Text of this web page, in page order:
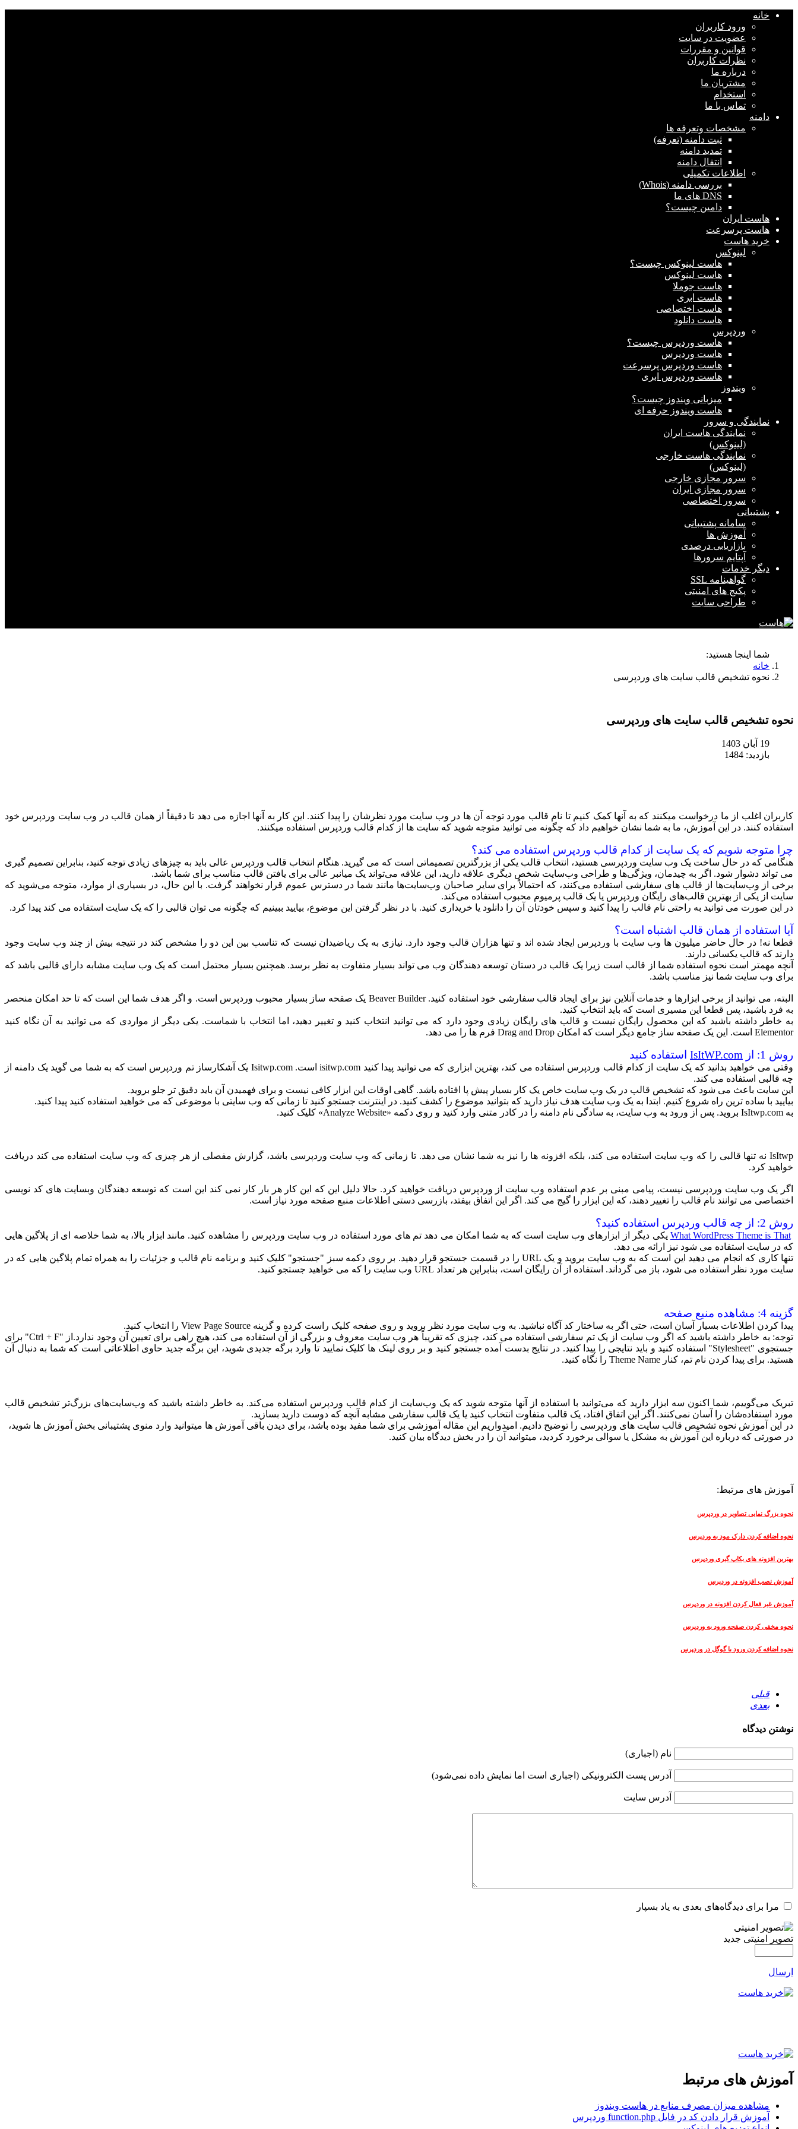
خانه
ورود کاربران
عضویت در سایت
قوانین و مقررات
نظرات کاربران
درباره ما
مشتریان ما
استخدام
تماس با ما
دامنه
مشخصات وتعرفه ها
ثبت دامنه (تعرفه)
تمدید دامنه
انتقال دامنه
اطلاعات تکمیلی
بررسی دامنه (Whois)
DNS های ما
دامین چیست؟
هاست ایران
هاست پرسرعت
خرید هاست
لینوکس
هاست لینوکس چیست؟
هاست لینوکس
هاست جوملا
هاست ابری
هاست اختصاصی
هاست دانلود
وردپرس
هاست وردپرس چیست؟
هاست وردپرس
هاست وردپرس پرسرعت
هاست وردپرس ابری
ویندوز
میزبانی ویندوز چیست؟
هاست ویندوز حرفه ای
نمایندگی و سرور
نمایندگی هاست ایران
(لینوکس)
نمایندگی هاست خارجی
(لینوکس)
سرور مجازی خارجی
سرور مجازی ایران
سرور اختصاصی
پشتیبانی
سامانه پشتیبانی
آموزش ها
بازاریابی درصدی
آپتایم سرورها
دیگر خدمات
گواهینامه SSL
پکیج های امنیتی
طراحی سایت
شما اینجا هستید:
خانه
نحوه تشخیص قالب سایت های وردپرسی
نحوه تشخیص قالب سایت های وردپرسی
19 آبان 1403
بازدید: 1484
کاربران اغلب از ما درخواست میکنند که به آنها کمک کنیم تا نام قالب مورد توجه آن ها در وب سایت مورد نظرشان را پیدا کنند. این کار به آنها اجازه می دهد تا دقیقاً از همان قالب در وب سایت وردپرس خود
استفاده کنند. در این آموزش، ما به شما نشان خواهیم داد که چگونه می توانید متوجه شوید که سایت ها از کدام قالب وردپرس استفاده میکنند.
چرا متوجه شویم که یک سایت از کدام قالب وردپرس استفاده می کند؟
هنگامی که در حال ساخت یک وب سایت وردپرسی هستید، انتخاب قالب یکی از بزرگترین تصمیماتی است که می گیرید. هنگام انتخاب قالب وردپرس عالی باید به چیزهای زیادی توجه کنید، بنابراین تصمیم گیری
می تواند دشوار شود. اگر به چیدمان، ویژگی‌ها و طراحی وب‌سایت شخص دیگری علاقه دارید، این علاقه می‌تواند یک میانبر عالی برای یافتن قالب مناسب برای شما باشد.
برخی از وب‌سایت‌ها از قالب های سفارشی استفاده می‌کنند، که احتمالاً برای سایر صاحبان وب‌سایت‌ها مانند شما در دسترس عموم قرار نخواهند گرفت. با این حال، در بسیاری از موارد، متوجه می‌شوید که
سایت از یکی از بهترین قالب‌های رایگان وردپرس یا یک قالب پرمیوم محبوب استفاده می‌کند.
در این صورت می توانید به راحتی نام قالب را پیدا کنید و سپس خودتان آن را دانلود یا خریداری کنید. با در نظر گرفتن این موضوع، بیایید ببینیم که چگونه می توان قالبی را که یک سایت استفاده می کند پیدا کرد.
آیا استفاده از همان قالب اشتباه است؟
قطعا نه! در حال حاضر میلیون ها وب سایت با وردپرس ایجاد شده اند و تنها هزاران قالب وجود دارد. نیازی به یک ریاضیدان نیست که تناسب بین این دو را مشخص کند در نتیجه بیش از چند وب سایت وجود
دارند که قالب یکسانی دارند.
آنچه مهمتر است نحوه استفاده شما از قالب است زیرا یک قالب در دستان توسعه دهندگان وب می تواند بسیار متفاوت به نظر برسد. همچنین بسیار محتمل است که یک وب سایت مشابه دارای قالبی باشد که
برای وب سایت شما نیز مناسب باشد.
البته، می توانید از برخی ابزارها و خدمات آنلاین نیز برای ایجاد قالب سفارشی خود استفاده کنید. Beaver Builder یک صفحه ساز بسیار محبوب وردپرس است. و اگر هدف شما این است که تا حد امکان منحصر
به فرد باشید، پس قطعا این مسیری است که باید انتخاب کنید.
به خاطر داشته باشید که این محصول رایگان نیست و قالب های رایگان زیادی وجود دارد که می توانید انتخاب کنید و تغییر دهید، اما انتخاب با شماست. یکی دیگر از مواردی که می توانید به آن نگاه کنید
Elementor است. این یک صفحه ساز جامع دیگر است که امکان Drag and Drop فرم ها را می دهد.
روش 1: از IsItWP.com استفاده کنید
وقتی می خواهید بدانید که یک سایت از کدام قالب وردپرس استفاده می کند، بهترین ابزاری که می توانید پیدا کنید isitwp.com است. Isitwp.com یک آشکارساز تم وردپرس است که به شما می گوید یک دامنه از
چه قالبی استفاده می کند.
این سایت باعث می شود که تشخیص قالب در یک وب سایت خاص یک کار بسیار پیش پا افتاده باشد. گاهی اوقات این ابزار کافی نیست و برای فهمیدن آن باید دقیق تر جلو بروید.
بیایید با ساده ترین راه شروع کنیم. ابتدا به یک وب سایت هدف نیاز دارید که بتوانید موضوع را کشف کنید. در اینترنت جستجو کنید تا زمانی که وب سایتی با موضوعی که می خواهید استفاده کنید پیدا کنید.
به IsItwp.com بروید. پس از ورود به وب سایت، به سادگی نام دامنه را در کادر متنی وارد کنید و روی دکمه «Analyze Website» کلیک کنید.
IsItwp نه تنها قالبی را که وب سایت استفاده می کند، بلکه افزونه ها را نیز به شما نشان می دهد. تا زمانی که وب سایت وردپرسی باشد، گزارش مفصلی از هر چیزی که وب سایت استفاده می کند دریافت
خواهید کرد.
اگر یک وب سایت وردپرسی نیست، پیامی مبنی بر عدم استفاده وب سایت از وردپرس دریافت خواهید کرد. حالا دلیل این که این کار هر بار کار نمی کند این است که توسعه دهندگان وبسایت های کد نویسی
اختصاصی می توانند نام قالب را تغییر دهند، که این ابزار را گیج می کند. اگر این اتفاق بیفتد، بازرسی دستی اطلاعات منبع صفحه مورد نیاز است.
روش 2: از چه قالب وردپرس استفاده کنید؟
What WordPress Theme is That یکی دیگر از ابزارهای وب سایت است که به شما امکان می دهد تم های مورد استفاده در وب سایت وردپرس را مشاهده کنید. مانند ابزار بالا، به شما خلاصه ای از پلاگین هایی
که در سایت استفاده می شود نیز ارائه می دهد.
تنها کاری که انجام می دهید این است که به وب سایت بروید و یک URL را در قسمت جستجو قرار دهید. بر روی دکمه سبز "جستجو" کلیک کنید و برنامه نام قالب و جزئیات را به همراه تمام پلاگین هایی که در
سایت مورد نظر استفاده می شود، باز می گرداند. استفاده از آن رایگان است، بنابراین هر تعداد URL وب سایت را که می خواهید جستجو کنید.
گزینه 4: مشاهده منبع صفحه
پیدا کردن اطلاعات بسیار آسان است، حتی اگر به ساختار کد آگاه نباشید. به وب سایت مورد نظر بروید و روی صفحه کلیک راست کرده و گزینه View Page Source را انتخاب کنید.
توجه: به خاطر داشته باشید که اگر وب سایت از یک تم سفارشی استفاده می کند، چیزی که تقریباً هر وب سایت معروف و بزرگی از آن استفاده می کند، هیچ راهی برای تعیین آن وجود ندارد.از "Ctrl + F" برای
جستجوی "Stylesheet" استفاده کنید و باید نتایجی را پیدا کنید. در نتایج بدست آمده جستجو کنید و بر روی لینک ها کلیک نمایید تا وارد برگه جدیدی شوید، این برگه جدید حاوی اطلاعاتی است که شما به دنبال آن
هستید. برای پیدا کردن نام تم، کنار Theme Name را نگاه کنید.
تبریک می‌گوییم، شما اکنون سه ابزار دارید که می‌توانید با استفاده از آنها متوجه شوید که یک وب‌سایت از کدام قالب وردپرس استفاده می‌کند. به خاطر داشته باشید که وب‌سایت‌های بزرگ‌تر تشخیص قالب
مورد استفاده‌شان را آسان نمی‌کنند. اگر این اتفاق افتاد، یک قالب متفاوت انتخاب کنید یا یک قالب سفارشی مشابه آنچه که دوست دارید بسازید.
در این آموزش نحوه تشخیص قالب سایت های وردپرسی را توضیح دادیم. امیدواریم این مقاله آموزشی برای شما مفید بوده باشد، برای دیدن باقی آموزش ها میتوانید وارد منوی پشتیبانی بخش آموزش ها شوید،
در صورتی که درباره این آموزش به مشکل یا سوالی برخورد کردید، میتوانید آن را در بخش دیدگاه بیان کنید.
آموزش های مرتبط:
نحوه بزرگ نمایی تصاویر در وردپرس
نحوه اضافه کردن دارک مود به وردپرس
بهترین افزونه های بکاپ گیری وردپرس
آموزش نصب افزونه در وردپرس
آموزش غیر فعال کردن افزونه در وردپرس
نحوه مخفی کردن صفحه ورود به وردپرس
نحوه اضافه کردن ورود با گوگل در وردپرس
قبلی
بعدی
نوشتن دیدگاه
نام (اجباری)
آدرس پست الکترونیکی (اجباری است اما نمایش داده نمی‌شود)
آدرس سایت
مرا برای دیدگاه‌های بعدی به یاد بسپار
تصویر امنیتی جدید
ارسال
آموزش های مرتبط
مشاهده میزان مصرف منابع در هاست ویندوز
آموزش قرار دادن کد در فایل function.php وردپرس